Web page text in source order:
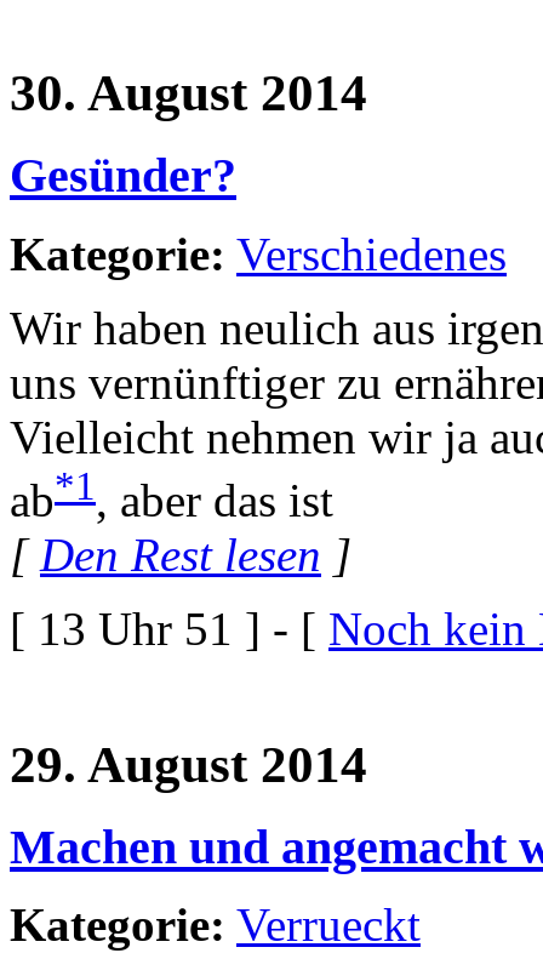
30. August 2014
Gesünder?
Kategorie: Verschiedenes
Wir haben neulich aus
uns vernünftiger zu
Vielleicht nehmen wir ja
ab*1, aber das ist
[Den Rest lesen ]
[ 13 Uhr 51 ] - [ Noch kein
29. August 2014
Machen und angemacht
Kategorie: Verrueckt